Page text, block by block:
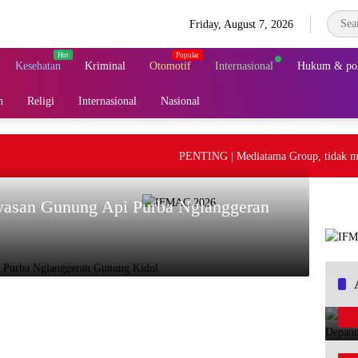
Friday, August 7, 2026
Kesehatan Kriminal Otomotif Internasional Hukum &
Religi Internasional Nasional
PENTING | Mediatama Group, tidak
Gunung Api Purba Nglanggeran